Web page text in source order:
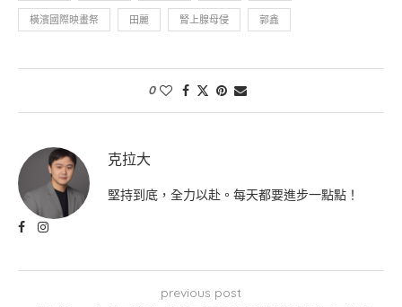
橫濱國際映畫祭 田麗 腎上腺母侵 郭鑫
0
克拉大
堅持到底，全力以赴。每天都要進步一點點！
previous post